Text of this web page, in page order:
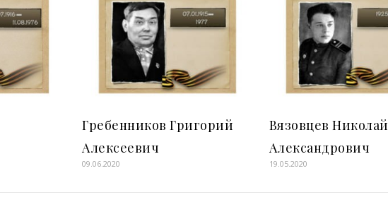
Гребенников Григорий
Алексеевич
09.06.2020
Вязовцев Николай
Александрович
19.05.2020